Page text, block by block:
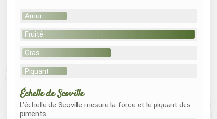
Amer
Fruité
Gras
Piquant
Échelle de Scoville
L’échelle de Scoville mesure la force et le piquant des
piments.